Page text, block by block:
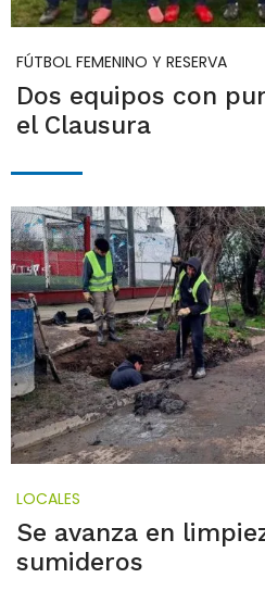
FÚTBOL FEMENINO Y RESERVA
Dos equipos con
el Clausura
LOCALES
Se avanza en
sumideros